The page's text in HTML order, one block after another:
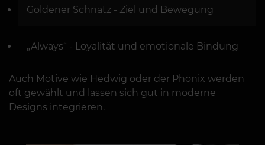
Goldener Schnatz - Ziel und Bewegung
„Always“ - Loyalität und emotionale Bindung
Auch Motive wie Hedwig oder der Phönix werden
oft gewählt und lassen sich gut in moderne
Designs integrieren.